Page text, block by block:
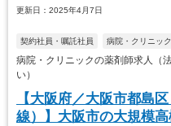
更新日：2025年4月7日
契約社員・嘱託社員 病院・クリニック
病院・クリニックの薬剤師求人
い）
【大阪府／大阪市都島
線）】大阪市の大規模